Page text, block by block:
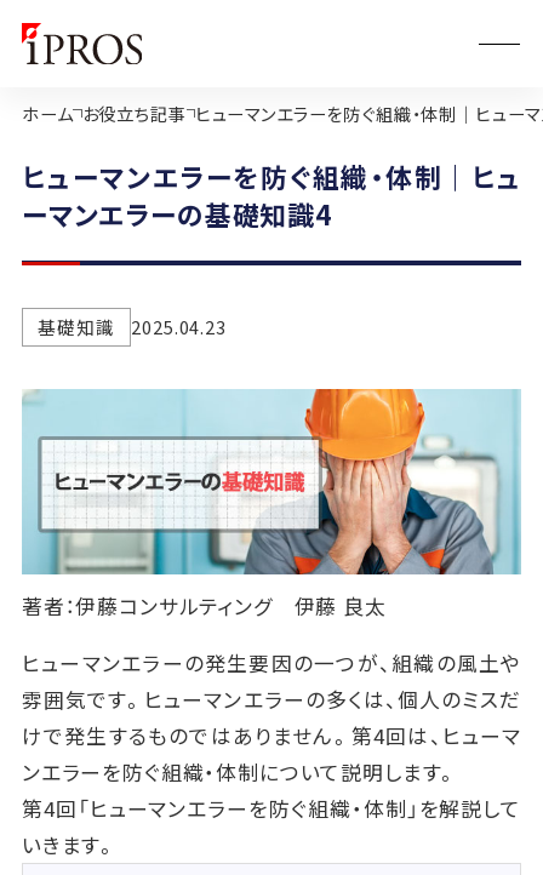
ホーム お役立ち記事 ヒューマンエラーを防ぐ組織・体制｜ヒュー
ヒューマンエラーを防ぐ組織・体制｜ヒュ
ーマンエラーの基礎知識4
基礎知識 2025.04.23
著者：伊藤コンサルティング 伊藤 良太
ヒューマンエラーの発生要因の一つが、組織の風土や
雰囲気です。ヒューマンエラーの多くは、個人のミスだ
けで発生するものではありません。第4回は、ヒューマ
ンエラーを防ぐ組織・体制について説明します。
第4回「ヒューマンエラーを防ぐ組織・体制」を解説して
いきます。